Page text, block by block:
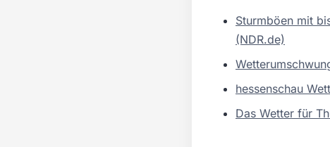
Sturmböen mit
(NDR.de)
hessenschau
Das Wetter für